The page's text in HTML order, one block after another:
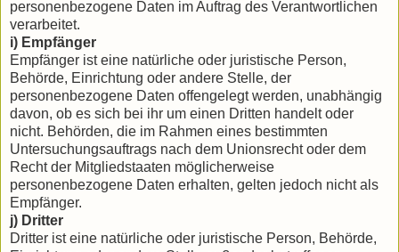
personenbezogene Daten im Auftrag des Verantwortlichen
verarbeitet.
i) Empfänger
Empfänger ist eine natürliche oder juristische Person,
Behörde, Einrichtung oder andere Stelle, der
personenbezogene Daten offengelegt werden, unabhängig
davon, ob es sich bei ihr um einen Dritten handelt oder
nicht. Behörden, die im Rahmen eines bestimmten
Untersuchungsauftrags nach dem Unionsrecht oder dem
Recht der Mitgliedstaaten möglicherweise
personenbezogene Daten erhalten, gelten jedoch nicht als
Empfänger.
j) Dritter
Dritter ist eine natürliche oder juristische Person, Behörde,